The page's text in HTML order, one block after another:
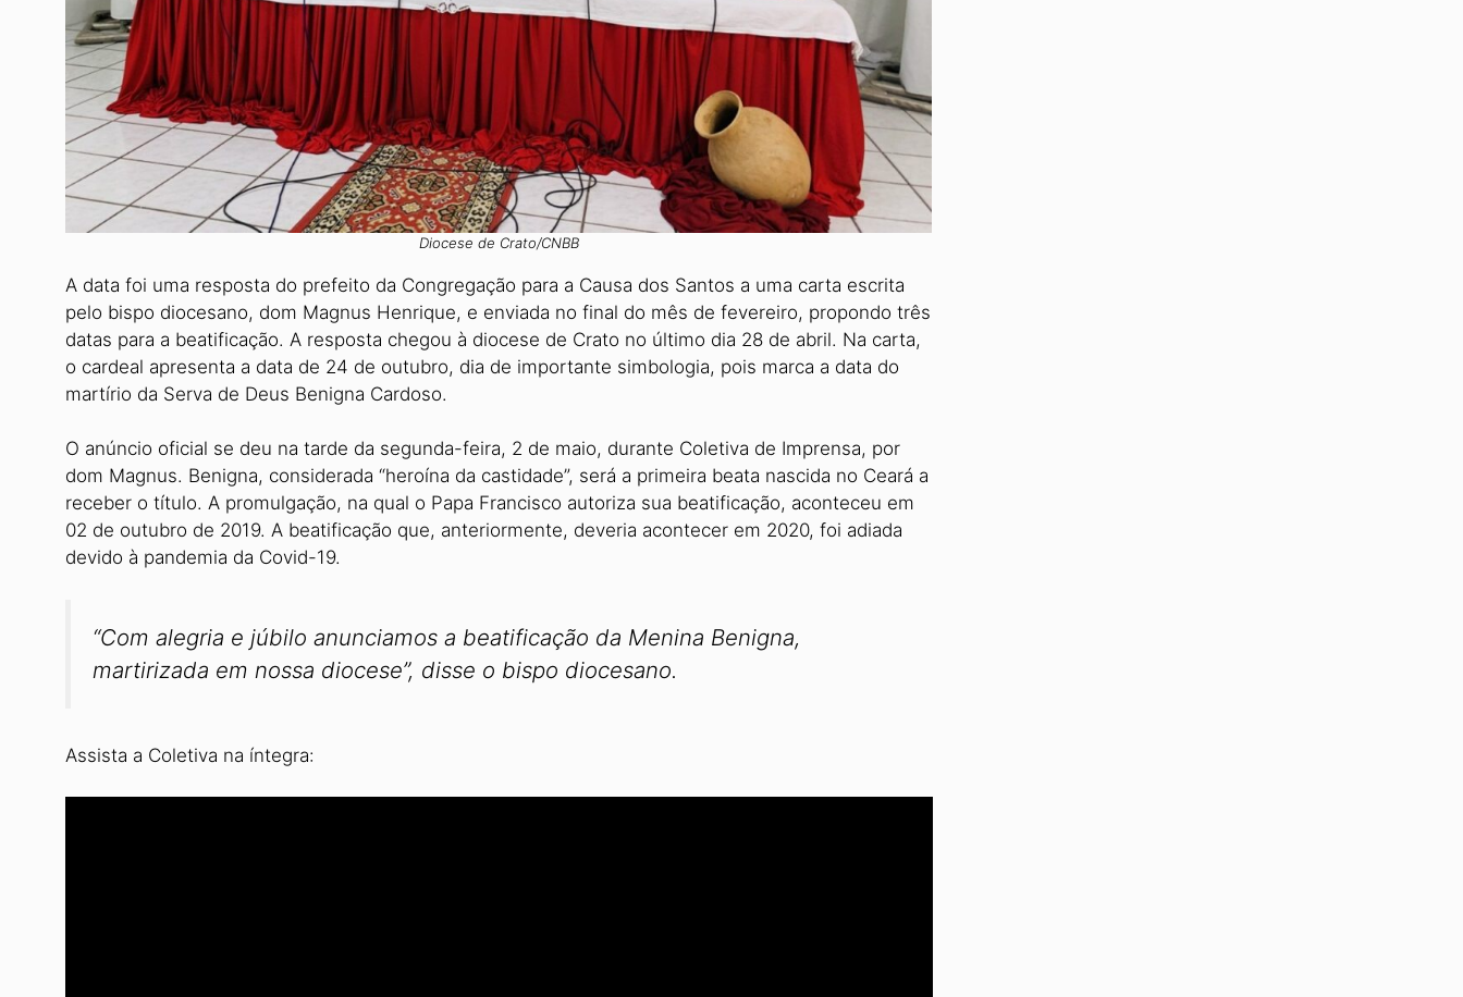
Diocese de Crato/CNBB
A data foi uma resposta do prefeito da Congregação para a Causa dos Santos a uma carta escrita
pelo bispo diocesano, dom Magnus Henrique, e enviada no final do mês de fevereiro, propondo três
datas para a beatificação. A resposta chegou à diocese de Crato no último dia 28 de abril. Na carta,
o cardeal apresenta a data de 24 de outubro, dia de importante simbologia, pois marca a data do
martírio da Serva de Deus Benigna Cardoso.
O anúncio oficial se deu na tarde da segunda-feira, 2 de maio, durante Coletiva de Imprensa, por
dom Magnus. Benigna, considerada “heroína da castidade”, será a primeira beata nascida no Ceará a
receber o título. A promulgação, na qual o Papa Francisco autoriza sua beatificação, aconteceu em
02 de outubro de 2019. A beatificação que, anteriormente, deveria acontecer em 2020, foi adiada
devido à pandemia da Covid-19.
“Com alegria e júbilo anunciamos a beatificação da Menina Benigna,
martirizada em nossa diocese”, disse o bispo diocesano.
Assista a Coletiva na íntegra: